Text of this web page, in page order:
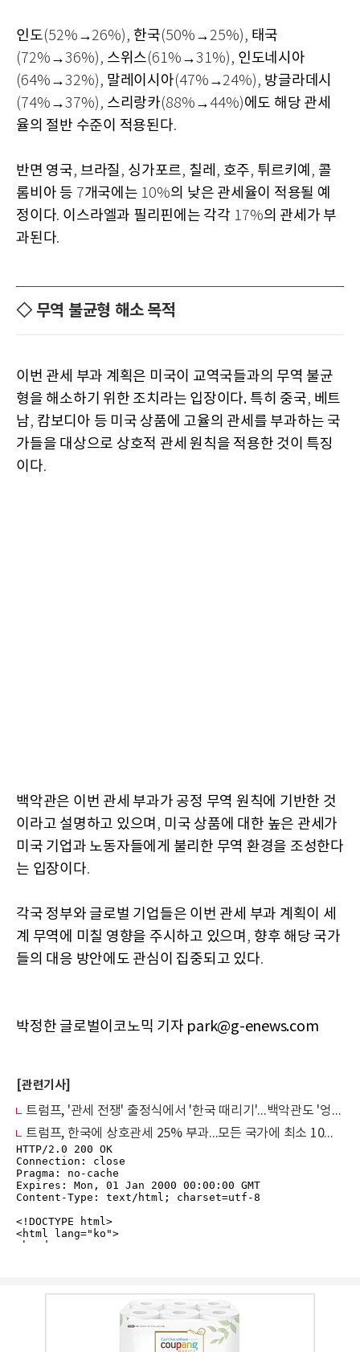
인도(52% →26%), 한국(50% → 25%), 태국
(72% →36%), 스위스(61% →31%), 인도네시아
(64% →32%), 말레이시아(47% →24%), 방글라데시
(74% →37%), 스리랑카(88% → 44%)에도 해당 관세
율의 절반 수준이 적용된다.
반면 영국, 브라질, 싱가포르, 칠레 , 호주, 튀르키예 , 콜
롬비아 등 7개국에는 10%의 낮은 관세율이 적용될 예
정이다. 이스라엘과 필리핀에는 각각 17%의 관세가 부
과된다.
◇ 무역 불균형 해소 목적
이번 관세 부과 계획은 미국이 교역국들과의 무역 불균
형을 해소하기 위한 조치라는 입장이다. 특히 중국, 베트
남, 캄보디아 등 미국 상품에 고율의 관세를 부과하는 국
가들을 대상으로 상호적 관세 원칙을 적용한 것이 특징
이다.
백악관은 이번 관세 부과가 공정 무역 원칙에 기반한 것
이라고 설명하고 있으며 , 미국 상품에 대한 높은 관세가
미국 기업과 노동자들에게 불리한 무역 환경을 조성한다
는 입장이다.
각국 정부와 글로벌 기업들은 이번 관세 부과 계획이 세
계 무역에 미칠 영향을 주시하고 있으며 , 향후 해당 국가
들의 대응 방안에도 관심이 집중되고 있다.
박정한 글로벌이코노믹 기자 park@g-enews.com
[관련기사]
트럼프, '관세 전쟁' 출정식에서 '한국 때리기'...백악관도 '엉터리' 통계로 압박
트럼프, 한국에 상호관세 25% 부과...모든 국가에 최소 10% 상호관세 적용